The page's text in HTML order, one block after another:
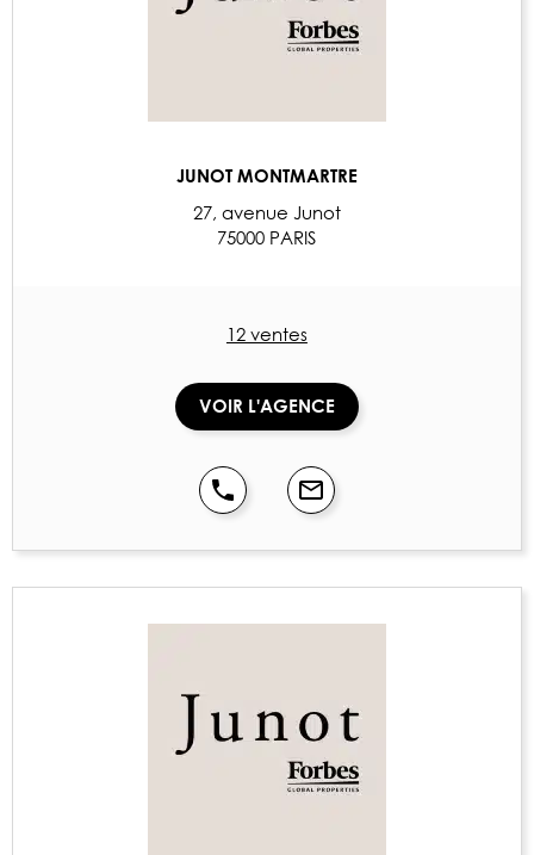
JUNOT MONTMARTRE
27, avenue Junot
75000 PARIS
12 ventes
VOIR L'AGENCE